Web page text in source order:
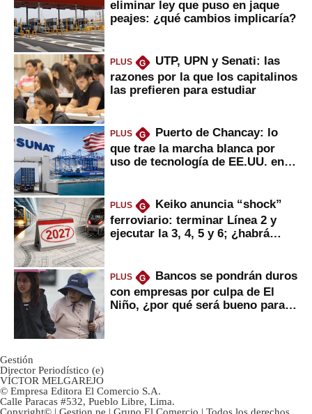
eliminar ley que puso en jaque
peajes: ¿qué cambios implicaría?
PLUS G
UTP, UPN y Senati: las
razones por la que los capitalinos
las prefieren para estudiar
PLUS G
Puerto de Chancay: lo
que trae la marcha blanca por
uso de tecnología de EE.UU. en
PLUS G
Keiko anuncia “shock”
ferroviario: terminar Línea 2 y
ejecutar la 3, 4, 5 y 6; ¿habrá
PLUS G
Bancos se pondrán duros
con empresas por culpa de El
Niño, ¿por qué será bueno para
Gestión
Director Periodístico (e)
VÍCTOR MELGAREJO
© Empresa Editora El Comercio S.A.
Calle Paracas #532, Pueblo Libre, Lima.